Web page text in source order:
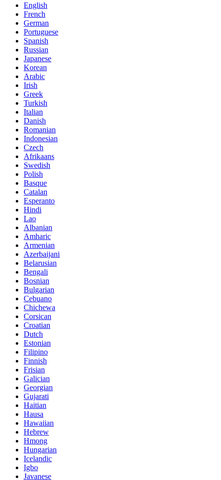
English
French
German
Portuguese
Spanish
Russian
Japanese
Korean
Arabic
Irish
Greek
Turkish
Italian
Danish
Romanian
Indonesian
Czech
Afrikaans
Swedish
Polish
Basque
Catalan
Esperanto
Hindi
Lao
Albanian
Amharic
Armenian
Azerbaijani
Belarusian
Bengali
Bosnian
Bulgarian
Cebuano
Chichewa
Corsican
Croatian
Dutch
Estonian
Filipino
Finnish
Frisian
Galician
Georgian
Gujarati
Haitian
Hausa
Hawaiian
Hebrew
Hmong
Hungarian
Icelandic
Igbo
Javanese